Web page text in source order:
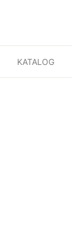
KATALOG